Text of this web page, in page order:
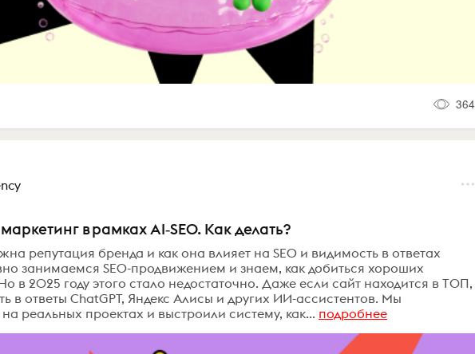
364
в рамках AI‑SEO. Как делать?
репутация бренда и как она влияет на SEO и видимость в ответах
занимаемся SEO-продвижением и знаем, как добиться хороших
в 2025 году этого стало недостаточно. Даже если сайт находится в ТОП,
в ответы ChatGPT, Яндекс Алисы и других ИИ-ассистентов. Мы
на реальных проектах и выстроили систему, как... подробнее